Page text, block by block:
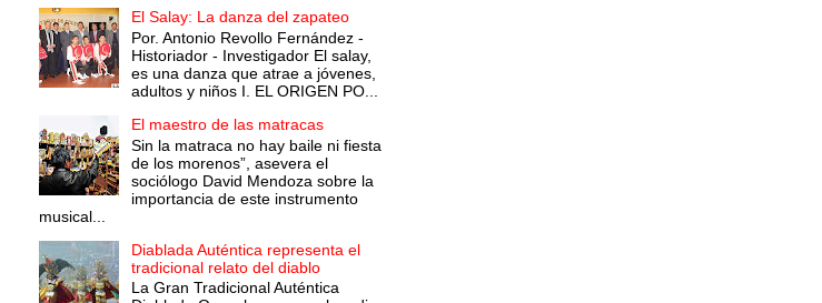
El Salay: La danza del zapateo
Por. Antonio Revollo Fernández -
Historiador - Investigador El salay,
es una danza que atrae a jóvenes,
adultos y niños I. EL ORIGEN PO...
El maestro de las matracas
Sin la matraca no hay baile ni fiesta
de los morenos”, asevera el
sociólogo David Mendoza sobre la
importancia de este instrumento
musical...
Diablada Auténtica representa el
tradicional relato del diablo
La Gran Tradicional Auténtica